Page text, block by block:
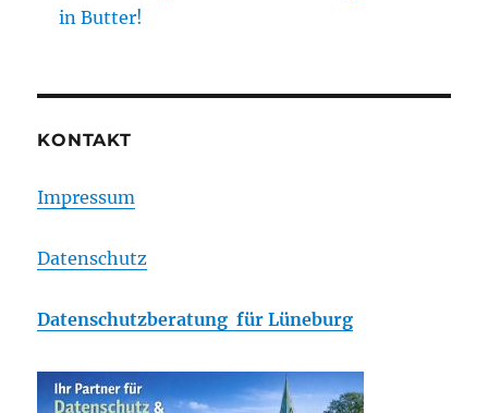
in Butter!
KONTAKT
Impressum
Datenschutz
Datenschutzberatung für Lüneburg